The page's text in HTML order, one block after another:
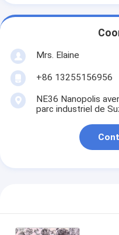
Mrs. Elaine
+86 13255156956
NE36 Nanopolis
parc industriel de